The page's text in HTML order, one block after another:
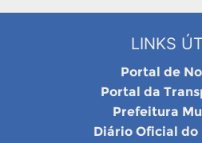
LINKS
Portal de
Portal da
Prefeitura
Diário Oficial